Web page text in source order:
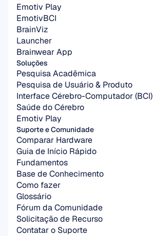
Soluções
Pesquisa Acadêmica
Pesquisa de Usuário & Produto
Interface Cérebro-Computador (BCI)
Saúde do Cérebro
Emotiv Play
Emotiv Play
EmotivBCI
BrainViz
Launcher
Brainwear App
Suporte e Comunidade
Comparar Hardware
Guia de Início Rápido
Fundamentos
Base de Conhecimento
Como fazer
Glossário
Fórum da Comunidade
Solicitação de Recurso
Contatar o Suporte